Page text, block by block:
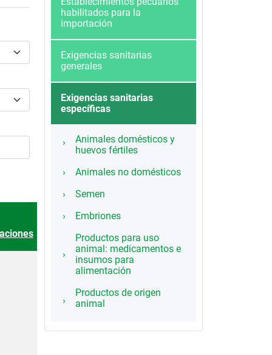
habilitados para la
importación
Exigencias sanitarias
generales
Exigencias sanitarias
específicas
Animales domésticos y
huevos fértiles
Animales no domésticos
Semen
Embriones
Productos para uso
animal: medicamentos e
insumos para
alimentación
Productos de origen
animal